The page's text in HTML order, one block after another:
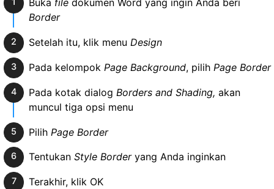
Buka filedokumen Word yang ingin Anda beri
Border
Setelah itu, klik menu Design
Pada kelompok Page Background, pilih Page Border
Pada kotak dialog Borders and Shading, akan
muncul tiga opsi menu
PilihPage Border
TentukanStyle Borderyang Anda inginkan
Terakhir, klik OK